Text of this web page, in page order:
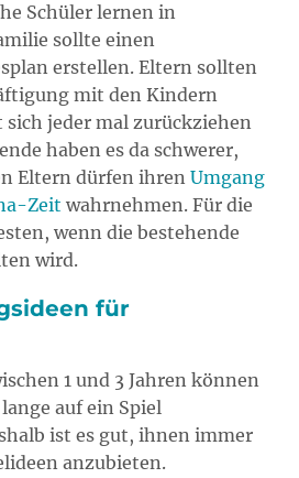
Schüler lernen in
sollte einen
erstellen. Eltern sollten
mit den Kindern
sich jeder mal zurückziehen
haben es da schwerer,
Eltern dürfen ihren Umgang
Zeit wahrnehmen. Für die
wenn die bestehende
wird.
für
1 und 3 Jahren können
auf ein Spiel
ist es gut, ihnen immer
anzubieten.